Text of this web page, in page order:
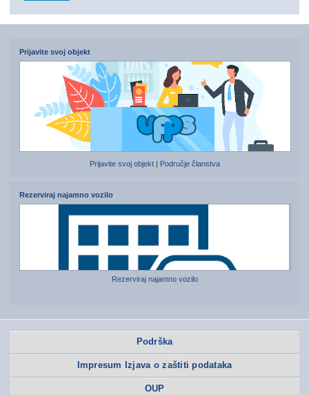
Prijavite svoj objekt
Prijavite svoj objekt Područje članstva
Rezerviraj najamno vozilo
Rezerviraj najamno vozilo
Podrška
Impresum Izjava o zaštiti podataka
OUP